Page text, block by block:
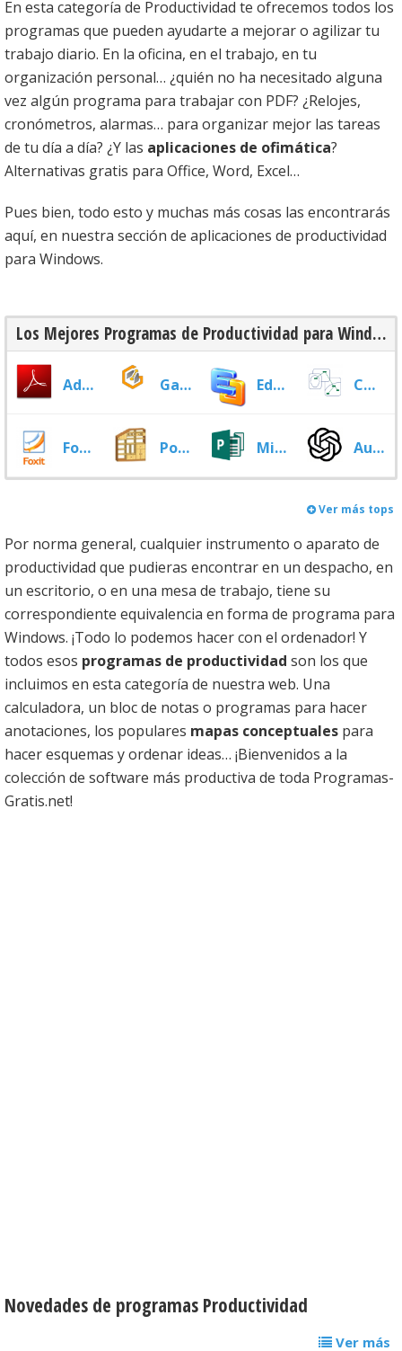
En esta categoría de Productividad te ofrecemos todos los
programas que pueden ayudarte a mejorar o agilizar tu
trabajo diario. En la oficina, en el trabajo, en tu
organización personal… ¿quién no ha necesitado alguna
vez algún programa para trabajar con PDF? ¿Relojes,
cronómetros, alarmas… para organizar mejor las tareas
de tu día a día? ¿Y las aplicaciones de ofimática?
Alternativas gratis para Office, Word, Excel…
Pues bien, todo esto y muchas más cosas las encontrarás
aquí, en nuestra sección de aplicaciones de productividad
para Windows.
Los Mejores Programas de Productividad para Windows de 2026
Adobe Reader Gantt Project Edraw Mindmap CmapTools
Foxit PDF Creator Polyboard Microsoft Publisher Auto-GPT
Ver más tops
Por norma general, cualquier instrumento o aparato de
productividad que pudieras encontrar en un despacho, en
un escritorio, o en una mesa de trabajo, tiene su
correspondiente equivalencia en forma de programa para
Windows. ¡Todo lo podemos hacer con el ordenador! Y
todos esos programas de productividad son los que
incluimos en esta categoría de nuestra web. Una
calculadora, un bloc de notas o programas para hacer
anotaciones, los populares mapas conceptuales para
hacer esquemas y ordenar ideas… ¡Bienvenidos a la
colección de software más productiva de toda Programas-
Gratis.net!
Novedades de programas Productividad
Ver más